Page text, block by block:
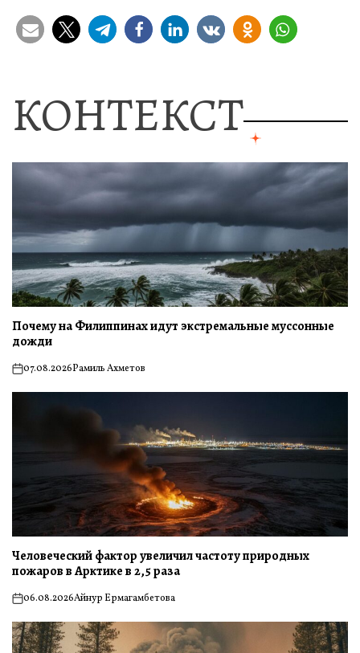
КОНТЕКСТ
Почему на Филиппинах идут экстремальные муссонные
дожди
on07.08.2026Рамиль Ахметов
Человеческий фактор увеличил частоту природных
пожаров в Арктике в 2,5 раза
on06.08.2026Айнур Ермагамбетова